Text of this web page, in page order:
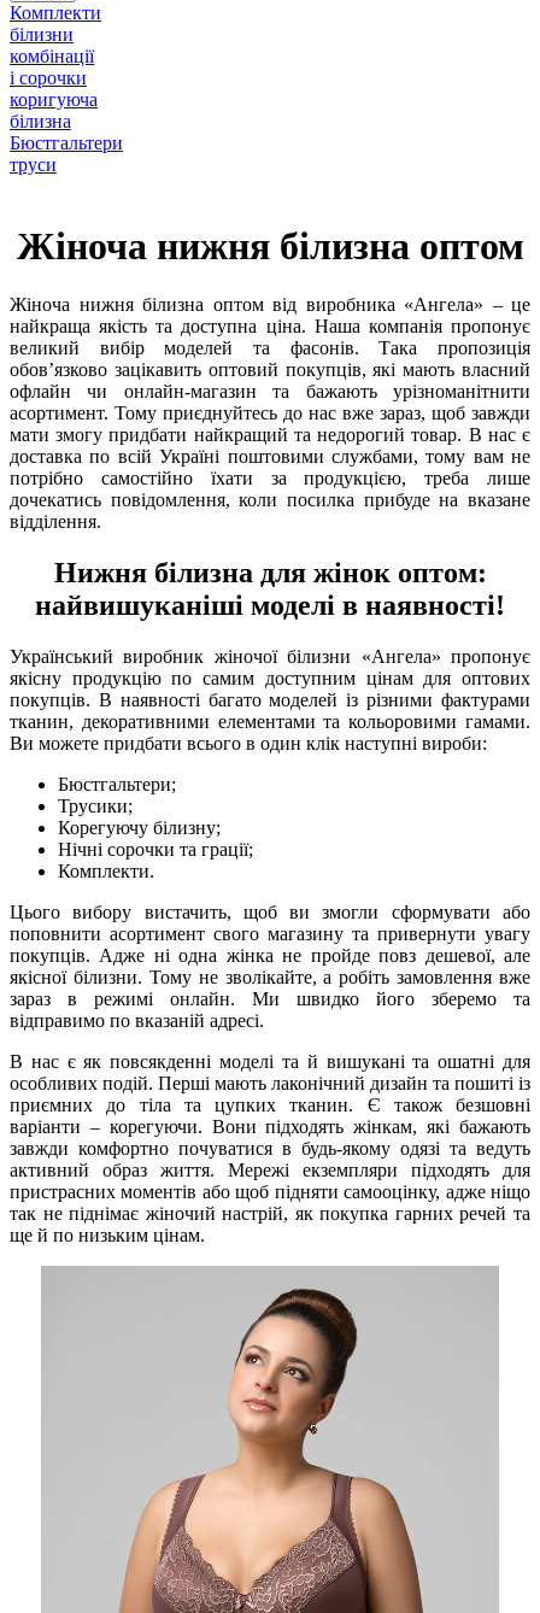
Комплекти
білизни
комбінації
і сорочки
коригуюча
білизна
Бюстгальтери
труси
Жіноча нижня білизна оптом
Жіноча нижня білизна оптом від виробника «Ангела» – це
найкраща якість та доступна ціна. Наша компанія пропонує
великий вибір моделей та фасонів. Така пропозиція
обов’язково зацікавить оптовий покупців, які мають власний
офлайн чи онлайн-магазин та бажають урізноманітнити
асортимент. Тому приєднуйтесь до нас вже зараз, щоб завжди
мати змогу придбати найкращий та недорогий товар. В нас є
доставка по всій Україні поштовими службами, тому вам не
потрібно самостійно їхати за продукцією, треба лише
дочекатись повідомлення, коли посилка прибуде на вказане
відділення.
Нижня білизна для жінок оптом:
найвишуканіші моделі в наявності!
Український виробник жіночої білизни «Ангела» пропонує
якісну продукцію по самим доступним цінам для оптових
покупців. В наявності багато моделей із різними фактурами
тканин, декоративними елементами та кольоровими гамами.
Ви можете придбати всього в один клік наступні вироби:
Бюстгальтери;
Трусики;
Корегуючу білизну;
Нічні сорочки та грації;
Комплекти.
Цього вибору вистачить, щоб ви змогли сформувати або
поповнити асортимент свого магазину та привернути увагу
покупців. Адже ні одна жінка не пройде повз дешевої, але
якісної білизни. Тому не зволікайте, а робіть замовлення вже
зараз в режимі онлайн. Ми швидко його зберемо та
відправимо по вказаній адресі.
В нас є як повсякденні моделі та й вишукані та ошатні для
особливих подій. Перші мають лаконічний дизайн та пошиті із
приємних до тіла та цупких тканин. Є також безшовні
варіанти – корегуючи. Вони підходять жінкам, які бажають
завжди комфортно почуватися в будь-якому одязі та ведуть
активний образ життя. Мережі екземпляри підходять для
пристрасних моментів або щоб підняти самооцінку, адже ніщо
так не піднімає жіночий настрій, як покупка гарних речей та
ще й по низьким цінам.